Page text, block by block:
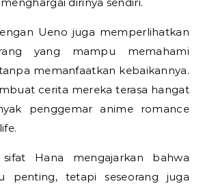
Ueno juga memperlihatkan
yang mampu memahami
memanfaatkan kebaikannya.
cerita mereka terasa hangat
penggemar anime romance
Hana mengajarkan bahwa
penting, tetapi seseorang juga